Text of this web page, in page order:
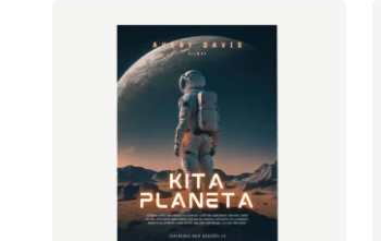
Standartiniai didelio formato
plakatai (A2, B2, A1, B1, A0)
Būkite matomi - Jūsų žinutė didelio
formato plakatuose.
Profesionali failų patikra įskaičiuota.
10 vnt. be PVM nuo € 29,16
Rinktis